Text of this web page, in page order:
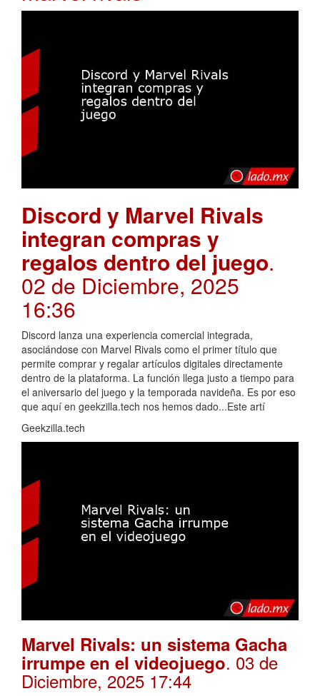
Discord y Marvel Rivals
integran compras y
regalos dentro del juego.
02 de Diciembre, 2025
16:36
Discord lanza una experiencia comercial integrada,
asociándose con Marvel Rivals como el primer título que
permite comprar y regalar artículos digitales directamente
dentro de la plataforma. La función llega justo a tiempo para
el aniversario del juego y la temporada navideña. Es por eso
que aquí en geekzilla.tech nos hemos dado...Este artí
Geekzilla.tech
Marvel Rivals: un sistema Gacha
irrumpe en el videojuego. 03 de
Diciembre, 2025 17:44